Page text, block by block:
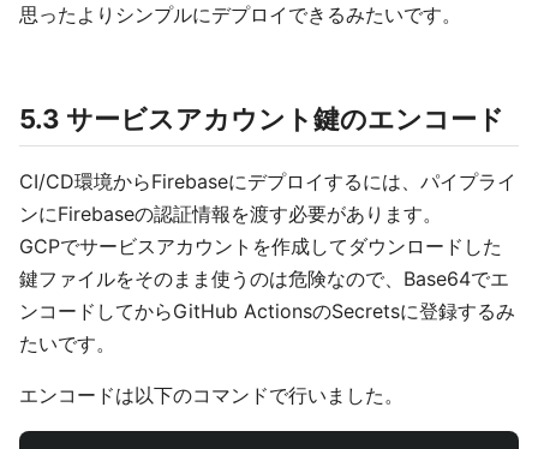
思ったよりシンプルにデプロイできるみたいです。
5.3 サービスアカウント鍵のエンコード
CI/CD環境からFirebaseにデプロイするには、パイプライ
ンにFirebaseの認証情報を渡す必要があります。
GCPでサービスアカウントを作成してダウンロードした
鍵ファイルをそのまま使うのは危険なので、Base64でエ
ンコードしてからGitHub ActionsのSecretsに登録するみ
たいです。
エンコードは以下のコマンドで行いました。